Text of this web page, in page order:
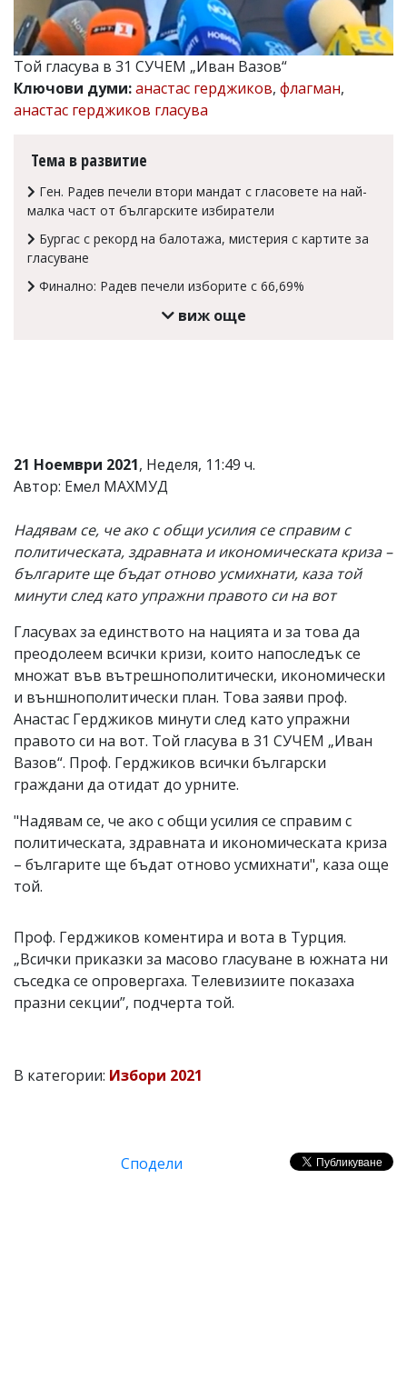
Главен
редактор:
Иван
Колев,
email:
статиите
въвеждат
читателите
редакцията
моля
сигнализирайте
ни!
Той гласува в 31 СУЧЕМ „Иван Вазов“
Ключови думи:анастас герджиков, флагман,
анастас герджиков гласува
Тема в развитие
Ген. Радев печели втори мандат с гласовете на най-
малка част от българските избиратели
Бургас с рекорд на балотажа, мистерия с картите за
гласуване
Финално: Радев печели изборите с 66,69%
виж още
21 Ноември 2021, Неделя, 11:49 ч.
Автор: Емел МАХМУД
Надявам се, че ако с общи усилия се справим с
политическата, здравната и икономическата криза –
българите ще бъдат отново усмихнати, каза той
минути след като упражни правото си на вот
Гласувах за единството на нацията и за това да
преодолеем всички кризи, които напоследък се
множат във вътрешнополитически, икономически
и външнополитически план. Това заяви проф.
Анастас Герджиков минути след като упражни
правото си на вот. Той гласува в 31 СУЧЕМ „Иван
Вазов“. Проф. Герджиков всички български
граждани да отидат до урните.
"Надявам се, че ако с общи усилия се справим с
политическата, здравната и икономическата криза
– българите ще бъдат отново усмихнати", каза още
той.
Проф. Герджиков коментира и вота в Турция.
„Всички приказки за масово гласуване в южната ни
съседка се опровергаха. Телевизиите показаха
празни секции”, подчерта той.
В категории: Избори 2021
Сподели